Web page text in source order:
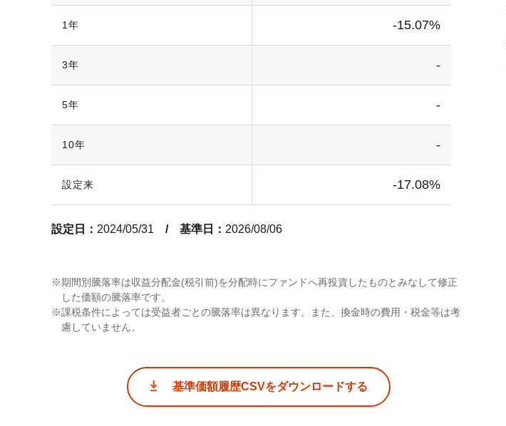
1年 -15.07%
3年 -
5年 -
10年 -
設定来 -17.08%
設定日： 2024/05/31 / 基準日： 2026/08/06
期間別騰落率は収益分配金(税引前)を分配時にファンドへ再投資したものとみなして修正
した価額の騰落率です。
課税条件によっては受益者ごとの騰落率は異なります。また、換金時の費用・税金等は考
慮していません。
基準価額履歴CSVをダウンロードする